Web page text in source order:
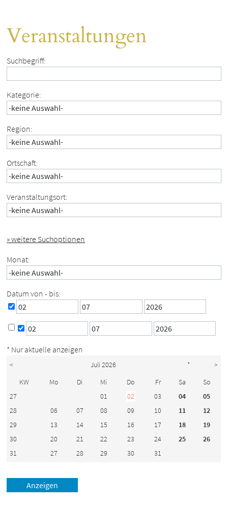
Veranstaltungen
Suchbegriff:
Kategorie:
Region:
Ortschaft:
Veranstaltungsort:
» weitere Suchoptionen
Monat:
Datum von - bis:
* Nur aktuelle anzeigen
< Juli 2026 *
>
KW
Mo Di Mi Do Fr Sa
So
27
01 02 03 04
05
28
06 07 08 09 10 11
12
29
13 14 15 16 17 18
19
30
20 21 22 23 24 25
26
31
27 28 29 30 31